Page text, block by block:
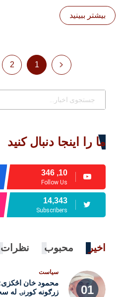
بیشتر ببینید
1
2
ما را اینجا دنبال کنید
10, 346
Follow Us
14,343
Subscribers
اخیر محبوب نظرات
سیاست
محمود خان اڅکزی:
زرګونه کورنۍ له